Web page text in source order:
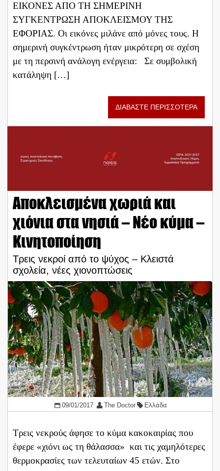
ΕΙΚΟΝΕΣ ΑΠΟ ΤΗ ΣΗΜΕΡΙΝΗ
ΣΥΓΚΕΝΤΡΩΣΗ ΑΠΟΚΛΕΙΣΜΟΥ ΤΗΣ
ΕΦΟΡΙΑΣ. Οι εικόνες μιλάνε από μόνες τους. Η
σημερινή συγκέντρωση ήταν μικρότερη σε σχέση
με τη περσινή ανάλογη ενέργεια: Σε συμβολική
κατάληψη […]
ΔΙΑΒΑΣΤΕ ΠΕΡΙΣΣΟΤΕΡΑ
Αποκλεισμένα χωριά και
χιόνια στα νησιά – Νέο κύμα –
Κινητοποίηση
Τρεις νεκροί από το ψύχος – Κλειστά
σχολεία, νέες χιονοπτώσεις
09/01/2017 The Doctor Ελλάδα
Τρεις νεκρούς άφησε το κύμα κακοκαιρίας που
έφερε «χιόνι ως τη θάλασσα» και τις χαμηλότερες
θερμοκρασίες των τελευταίων 45 ετών. Στο